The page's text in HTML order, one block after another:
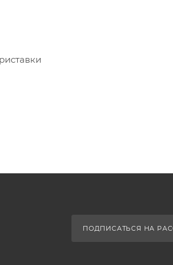
ПОДПИСАТЬСЯ НА